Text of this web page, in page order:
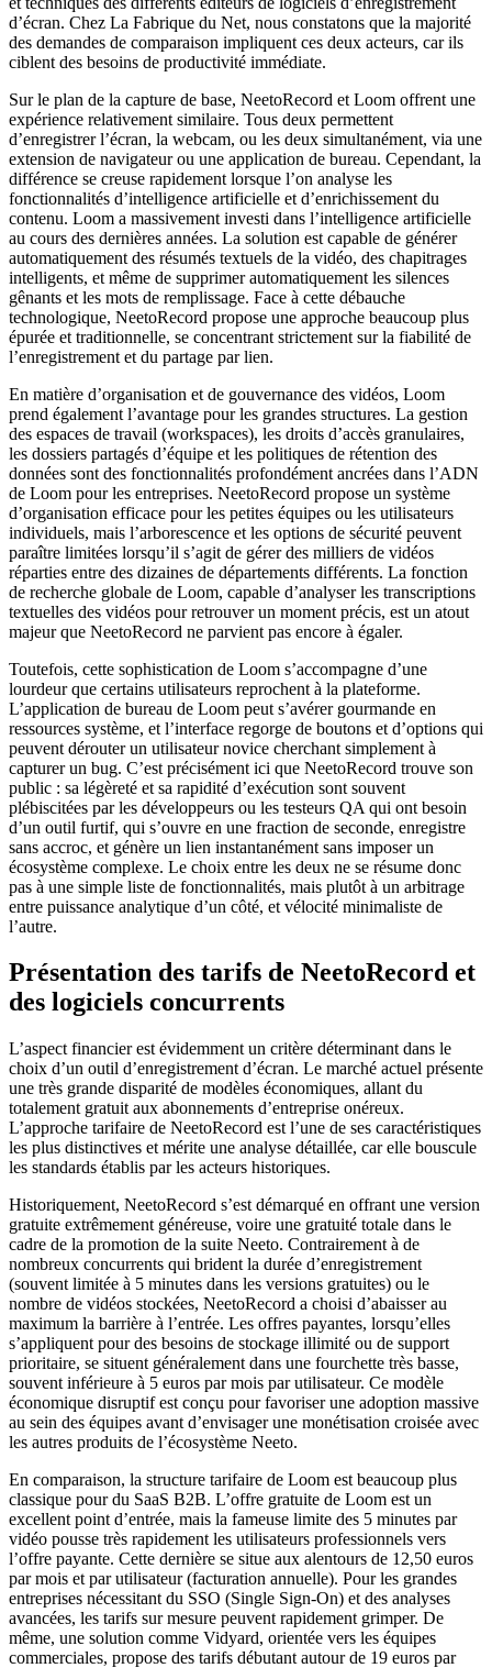
d’écran. Chez La Fabrique du Net, nous constatons que la majorité
des demandes de comparaison impliquent ces deux acteurs, car ils
ciblent des besoins de productivité immédiate.
Sur le plan de la capture de base, NeetoRecord et Loom offrent une
expérience relativement similaire. Tous deux permettent
d’enregistrer l’écran, la webcam, ou les deux simultanément, via une
extension de navigateur ou une application de bureau. Cependant, la
différence se creuse rapidement lorsque l’on analyse les
fonctionnalités d’intelligence artificielle et d’enrichissement du
contenu. Loom a massivement investi dans l’intelligence artificielle
au cours des dernières années. La solution est capable de générer
automatiquement des résumés textuels de la vidéo, des chapitrages
intelligents, et même de supprimer automatiquement les silences
gênants et les mots de remplissage. Face à cette débauche
technologique, NeetoRecord propose une approche beaucoup plus
épurée et traditionnelle, se concentrant strictement sur la fiabilité de
l’enregistrement et du partage par lien.
En matière d’organisation et de gouvernance des vidéos, Loom
prend également l’avantage pour les grandes structures. La gestion
des espaces de travail (workspaces), les droits d’accès granulaires,
les dossiers partagés d’équipe et les politiques de rétention des
données sont des fonctionnalités profondément ancrées dans l’ADN
de Loom pour les entreprises. NeetoRecord propose un système
d’organisation efficace pour les petites équipes ou les utilisateurs
individuels, mais l’arborescence et les options de sécurité peuvent
paraître limitées lorsqu’il s’agit de gérer des milliers de vidéos
réparties entre des dizaines de départements différents. La fonction
de recherche globale de Loom, capable d’analyser les transcriptions
textuelles des vidéos pour retrouver un moment précis, est un atout
majeur que NeetoRecord ne parvient pas encore à égaler.
Toutefois, cette sophistication de Loom s’accompagne d’une
lourdeur que certains utilisateurs reprochent à la plateforme.
L’application de bureau de Loom peut s’avérer gourmande en
ressources système, et l’interface regorge de boutons et d’options qui
peuvent dérouter un utilisateur novice cherchant simplement à
capturer un bug. C’est précisément ici que NeetoRecord trouve son
public : sa légèreté et sa rapidité d’exécution sont souvent
plébiscitées par les développeurs ou les testeurs QA qui ont besoin
d’un outil furtif, qui s’ouvre en une fraction de seconde, enregistre
sans accroc, et génère un lien instantanément sans imposer un
écosystème complexe. Le choix entre les deux ne se résume donc
pas à une simple liste de fonctionnalités, mais plutôt à un arbitrage
entre puissance analytique d’un côté, et vélocité minimaliste de
l’autre.
Présentation des tarifs de NeetoRecord et
des logiciels concurrents
L’aspect financier est évidemment un critère déterminant dans le
choix d’un outil d’enregistrement d’écran. Le marché actuel présente
une très grande disparité de modèles économiques, allant du
totalement gratuit aux abonnements d’entreprise onéreux.
L’approche tarifaire de NeetoRecord est l’une de ses caractéristiques
les plus distinctives et mérite une analyse détaillée, car elle bouscule
les standards établis par les acteurs historiques.
Historiquement, NeetoRecord s’est démarqué en offrant une version
gratuite extrêmement généreuse, voire une gratuité totale dans le
cadre de la promotion de la suite Neeto. Contrairement à de
nombreux concurrents qui brident la durée d’enregistrement
(souvent limitée à 5 minutes dans les versions gratuites) ou le
nombre de vidéos stockées, NeetoRecord a choisi d’abaisser au
maximum la barrière à l’entrée. Les offres payantes, lorsqu’elles
s’appliquent pour des besoins de stockage illimité ou de support
prioritaire, se situent généralement dans une fourchette très basse,
souvent inférieure à 5 euros par mois par utilisateur. Ce modèle
économique disruptif est conçu pour favoriser une adoption massive
au sein des équipes avant d’envisager une monétisation croisée avec
les autres produits de l’écosystème Neeto.
En comparaison, la structure tarifaire de Loom est beaucoup plus
classique pour du SaaS B2B. L’offre gratuite de Loom est un
excellent point d’entrée, mais la fameuse limite des 5 minutes par
vidéo pousse très rapidement les utilisateurs professionnels vers
l’offre payante. Cette dernière se situe aux alentours de 12,50 euros
par mois et par utilisateur (facturation annuelle). Pour les grandes
entreprises nécessitant du SSO (Single Sign-On) et des analyses
avancées, les tarifs sur mesure peuvent rapidement grimper. De
même, une solution comme Vidyard, orientée vers les équipes
commerciales, propose des tarifs débutant autour de 19 euros par